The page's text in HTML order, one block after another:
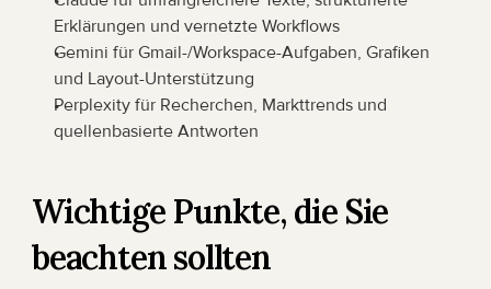
Erklärungen und vernetzte Workflows
Gemini für Gmail-/Workspace-Aufgaben, Grafiken
und Layout-Unterstützung
Perplexity für Recherchen, Markttrends und
quellenbasierte Antworten
Wichtige Punkte, die Sie
beachten sollten